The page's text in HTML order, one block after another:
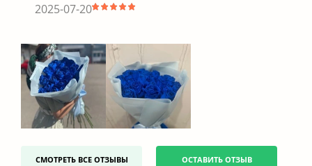
2025-07-20
СМОТРЕТЬ ВСЕ ОТЗЫВЫ ОСТАВИТЬ ОТЗЫВ